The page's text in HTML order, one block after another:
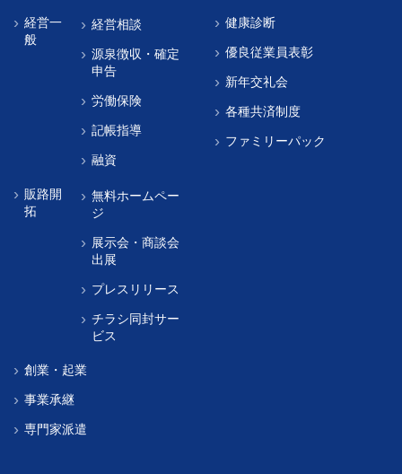
経営一
般
経営相談
源泉徴収・確定
申告
労働保険
記帳指導
融資
販路開
拓
無料ホームペー
ジ
展示会・商談会
出展
プレスリリース
チラシ同封サー
ビス
創業・起業
事業承継
専門家派遣
健康診断
優良従業員表彰
新年交礼会
各種共済制度
ファミリーパック